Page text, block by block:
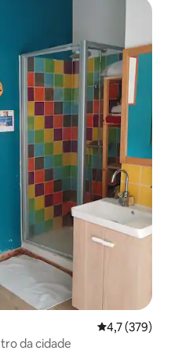
4,7 de uma
4,7 (379)
da cidade